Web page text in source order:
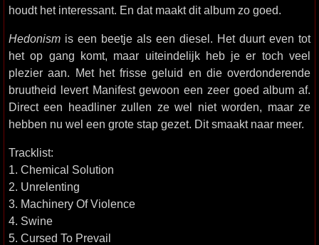
houdt het interessant. En dat maakt dit album zo goed.
Hedonism is een beetje als een diesel. Het duurt even tot
het op gang komt, maar uiteindelijk heb je er toch veel
plezier aan. Met het frisse geluid en die overdonderende
bruutheid levert Manifest gewoon een zeer goed album af.
Direct een headliner zullen ze wel niet worden, maar ze
hebben nu wel een grote stap gezet. Dit smaakt naar meer.
Tracklist:
1. Chemical Solution
2. Unrelenting
3. Machinery Of Violence
4. Swine
5. Cursed To Prevail